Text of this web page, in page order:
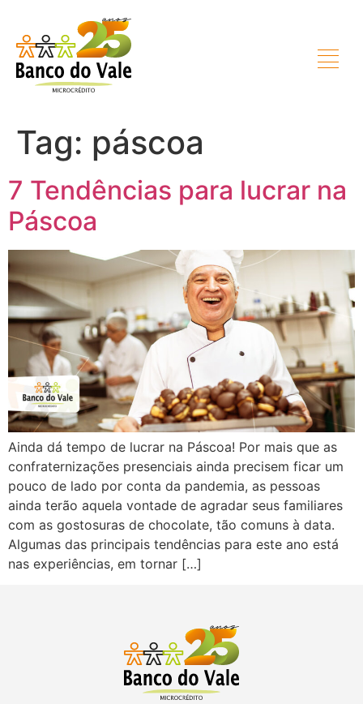
Tag: páscoa
7 Tendências para lucrar na
Páscoa
Ainda dá tempo de lucrar na Páscoa! Por mais que as
confraternizações presenciais ainda precisem ficar um
pouco de lado por conta da pandemia, as pessoas
ainda terão aquela vontade de agradar seus familiares
com as gostosuras de chocolate, tão comuns à data.
Algumas das principais tendências para este ano está
nas experiências, em tornar […]